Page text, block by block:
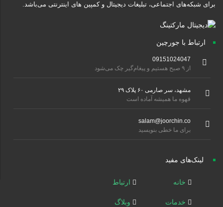
برای شبکه‌های اجتماعی، تبلیغات دیجیتال و کمپین های اینترنتی می‌باشد.
ارتباط با جورچین
09151024047
مشهد، سر صارمی ۶۰ پلاک ۲۹
قهوه ما همیشه آماده است
salam@joorchin.co
برای ما خطی بنویسید
لینک‌های مفید
خانه
خدمات
ارتباط
وبلاگ